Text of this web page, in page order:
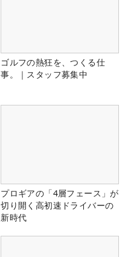
ゴルフの熱狂を、つくる仕
事。｜スタッフ募集中
プロギアの「4層フェース」が
切り開く高初速ドライバーの
新時代